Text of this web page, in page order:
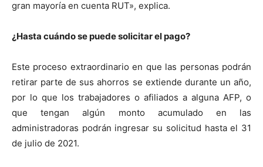
gran mayoría en cuenta RUT», explica.
¿Hasta cuándo se puede solicitar el pago?
Este proceso extraordinario en que las personas podrán
retirar parte de sus ahorros se extiende durante un año,
por lo que los trabajadores o afiliados a alguna AFP, o
que tengan algún monto acumulado en las
administradoras podrán ingresar su solicitud hasta el 31
de julio de 2021.